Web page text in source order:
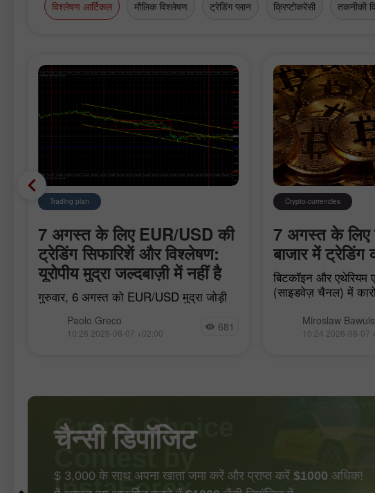
विश्लेषण आर्टिकल मौलिक विश्लेषण ट्रेडिंग प्लान क्रिप्टोकरेंसी तकनीकी
Trading plan
7 अगस्त के लिए EUR/USD की
ट्रेडिंग सिफारिशें और विश्लेषण:
यूरोपीय मुद्रा जल्दबाज़ी में नहीं है
गुरुवार, 6 अगस्त को EUR/USD मुद्रा जोड़ी
रही और पीछे हट गई। 1.1536–1.1542 क्षेत्र
और क्रिटिकल लाइन के नीचे समेकन
Paolo Greco
10:28 2026-08-07 +02:00 681
Crypto-currencies
7 अगस्त के लिए
बाजार में ट्रेडिंग
बिटकॉइन और एथेरियम
(साइडवेज़ चैनल) में
बाजार में डर अभी भी
Miroslaw
10:24 2026-08-07
चैन्सी डिपॉजिट
$ 3,000 के साथ अपना खाता जमा करें और प्राप्त करें $1000 अधिक!
एक डेमो